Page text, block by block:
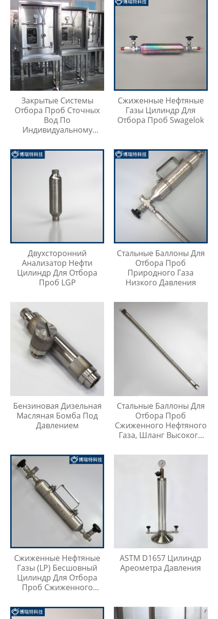
Закрытые Системы
Отбора Проб Сточных
Вод По
Индивидуальному
Сжиженные Нефтяные
Газы Цилиндр Для
Отбора Проб Swagelok
Двухсторонний
Анализатор Нефти
Цилиндр Для Отбора
Проб LGP
Стальные Баллоны Для
Отбора Проб
Природного Газа
Низкого Давления
Бензиновая Дизельная
Масляная Бомба Под
Давлением
Стальные Баллоны Для
Отбора Проб
Сжиженного Нефтяного
Газа, Шланг Высокого
Метр
Сжиженные Нефтяные
Газы (LP) Бесшовный
Цилиндр Для Отбора
Проб Сжиженного
ASTM D1657 Цилиндр
Ареометра Давления